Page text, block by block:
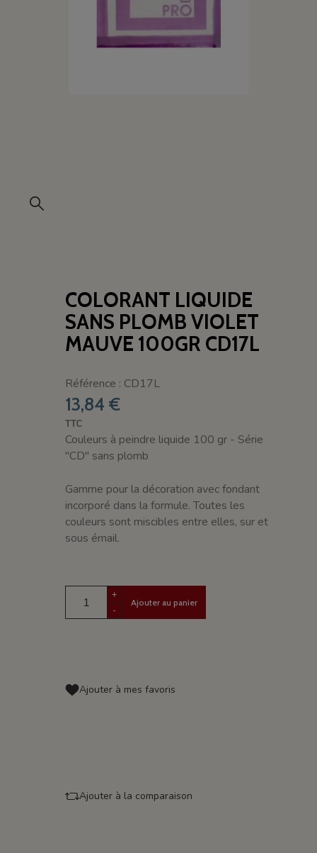
COLORANT LIQUIDE
SANS PLOMB VIOLET
MAUVE 100GR CD17L
Référence : CD17L
13,84 €
TTC
Couleurs à peindre liquide 100 gr - Série
"CD" sans plomb
Gamme pour la décoration avec fondant
incorporé dans la formule. Toutes les
couleurs sont miscibles entre elles, sur et
sous émail.
+
-
Ajouter au panier
Ajouter à mes favoris
Ajouter à la comparaison